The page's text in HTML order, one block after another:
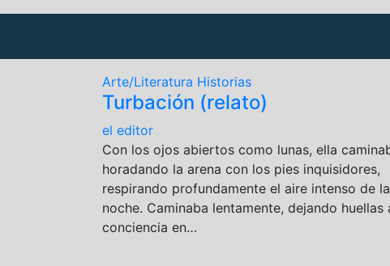
Arte/Literatura Historias
Turbación (relato)
el editor
Con los ojos abiertos como lunas, ella
horadando la arena con los pies inquisidores,
respirando profundamente el aire intenso de la
noche. Caminaba lentamente, dejando huellas
conciencia en…